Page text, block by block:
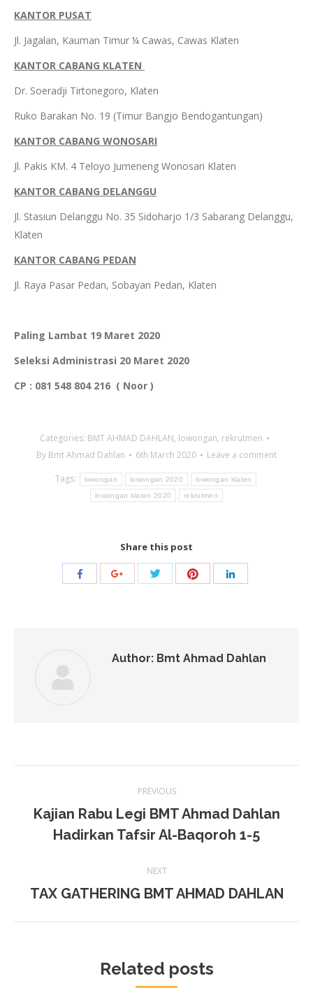
KANTOR PUSAT
Jl. Jagalan, Kauman Timur ¼ Cawas, Cawas Klaten
KANTOR CABANG KLATEN
Dr. Soeradji Tirtonegoro, Klaten
Ruko Barakan No. 19 (Timur Bangjo Bendogantungan)
KANTOR CABANG WONOSARI
Jl. Pakis KM. 4 Teloyo Jumeneng Wonosari Klaten
KANTOR CABANG DELANGGU
Jl. Stasiun Delanggu No. 35 Sidoharjo 1/3 Sabarang Delanggu,
Klaten
KANTOR CABANG PEDAN
Jl. Raya Pasar Pedan, Sobayan Pedan, Klaten
Paling Lambat 19 Maret 2020
Seleksi Administrasi 20 Maret 2020
CP : 081 548 804 216 ( Noor )
Categories: BMT AHMAD DAHLAN, lowongan, rekrutmen
By Bmt Ahmad Dahlan 6th March 2020
Leave a comment
Tags:
lowongan lowongan 2020 lowongan klaten
lowongan klaten 2020 rekrutmen
Share this post
Share
Share
Author: Bmt Ahmad Dahlan
navigation
PREVIOUS
Previous
post:
Kajian Rabu Legi BMT Ahmad Dahlan
Hadirkan Tafsir Al-Baqoroh 1-5
NEXT
Next
TAX GATHERING BMT AHMAD DAHLAN
Related posts